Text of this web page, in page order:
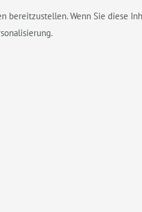
bereitzustellen. Wenn Sie diese